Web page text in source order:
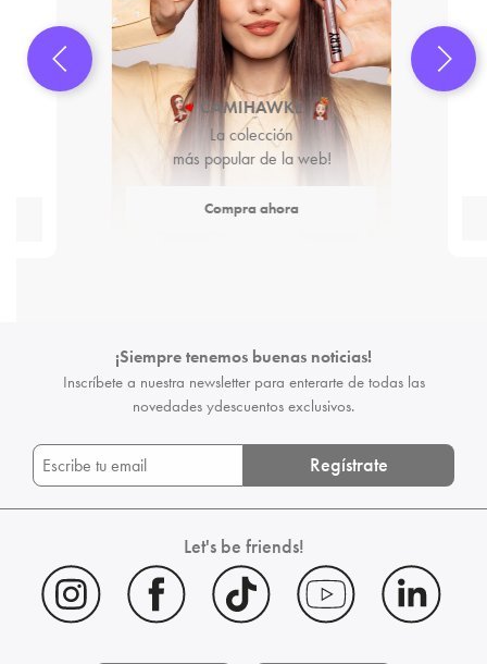
CAMIHAWKE
La colección
más popular de la web!
Compra ahora
¡Siempre tenemos buenas noticias!
Inscríbete a nuestra newsletter para enterarte de todas las
novedades ydescuentos exclusivos.
Regístrate
Let's be friends!